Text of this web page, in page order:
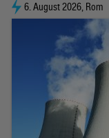
6. August 2026, Rom